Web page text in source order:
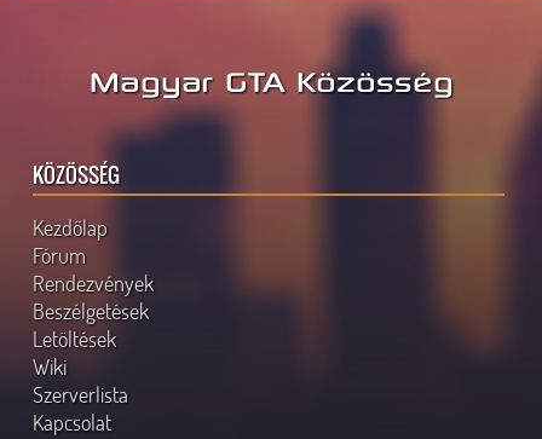
Magyar GTA Közösség
KÖZÖSSÉG
Kezdőlap
Fórum
Rendezvények
Beszélgetések
Letöltések
Wiki
Szerverlista
Kapcsolat